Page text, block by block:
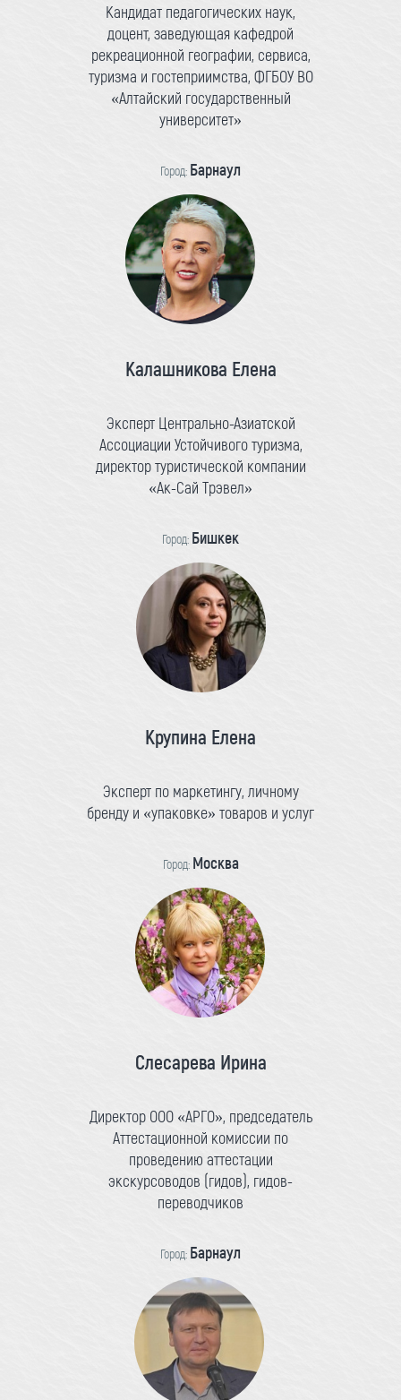
Кандидат педагогических наук,
доцент, заведующая кафедрой
рекреационной географии, сервиса,
туризма и гостеприимства, ФГБОУ ВО
«Алтайский государственный
университет»
Город: Барнаул
Калашникова Елена
Эксперт Центрально-Азиатской
Ассоциации Устойчивого туризма,
директор туристической компании
«Ак-Сай Трэвел»
Город: Бишкек
Крупина Елена
Эксперт по маркетингу, личному
бренду и «упаковке» товаров и услуг
Город: Москва
Слесарева Ирина
Директор ООО «АРГО», председатель
Аттестационной комиссии по
проведению аттестации
экскурсоводов (гидов), гидов-
переводчиков
Город: Барнаул